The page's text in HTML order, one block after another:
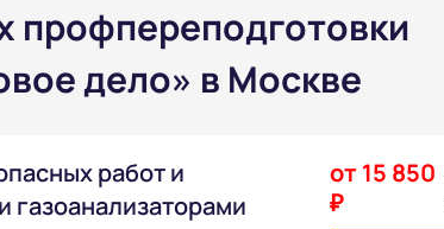
профпереподготовки
дело» в Москве
работ и
газоанализаторами
от 15 850
₽